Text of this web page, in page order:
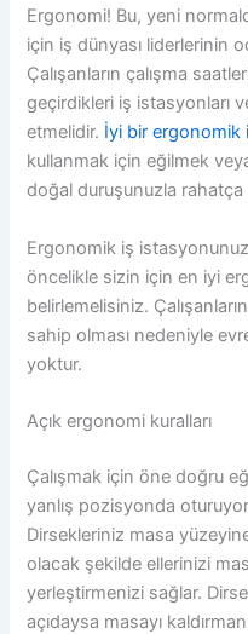
Ergonomi! Bu, yeni
için iş dünyası liderlerinin
Çalışanların çalışma
geçirdikleri iş istasyonları
etmelidir. İyi bir ergonomik
kullanmak için eğilmek
doğal duruşunuzla rahatça
Ergonomik iş
öncelikle sizin için en iyi
belirlemelisiniz.
sahip olması nedeniyle
yoktur.
Açık ergonomi kuralları
Çalışmak için öne doğru
yanlış pozisyonda
Dirsekleriniz masa
olacak şekilde ellerinizi
yerleştirmenizi sağlar.
açıdaysa masayı